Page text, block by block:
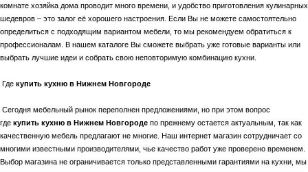
комнате хозяйка дома проводит много времени, и удобство приготовления кулинарных
шедевров – это залог её хорошего настроения. Если Вы не можете самостоятельно
определиться с подходящим вариантом мебели, то мы рекомендуем обратиться к
профессионалам. В нашем каталоге Вы сможете выбрать уже готовые варианты или
выбрать лучшие идеи и собрать свою неповторимую комбинацию кухни.
Где купить кухню в Нижнем Новгороде
Сегодня мебельный рынок переполнен предложениями, но при этом вопрос
где купить кухню в Нижнем Новгороде по прежнему остается актуальным, так как
качественную мебель предлагают не многие. Наш интернет магазин сотрудничает со
многими известными производителями, чье качество работ уже проверено временем.
Выбор магазина не ограничивается только представленными гарантиями на кухни, мы